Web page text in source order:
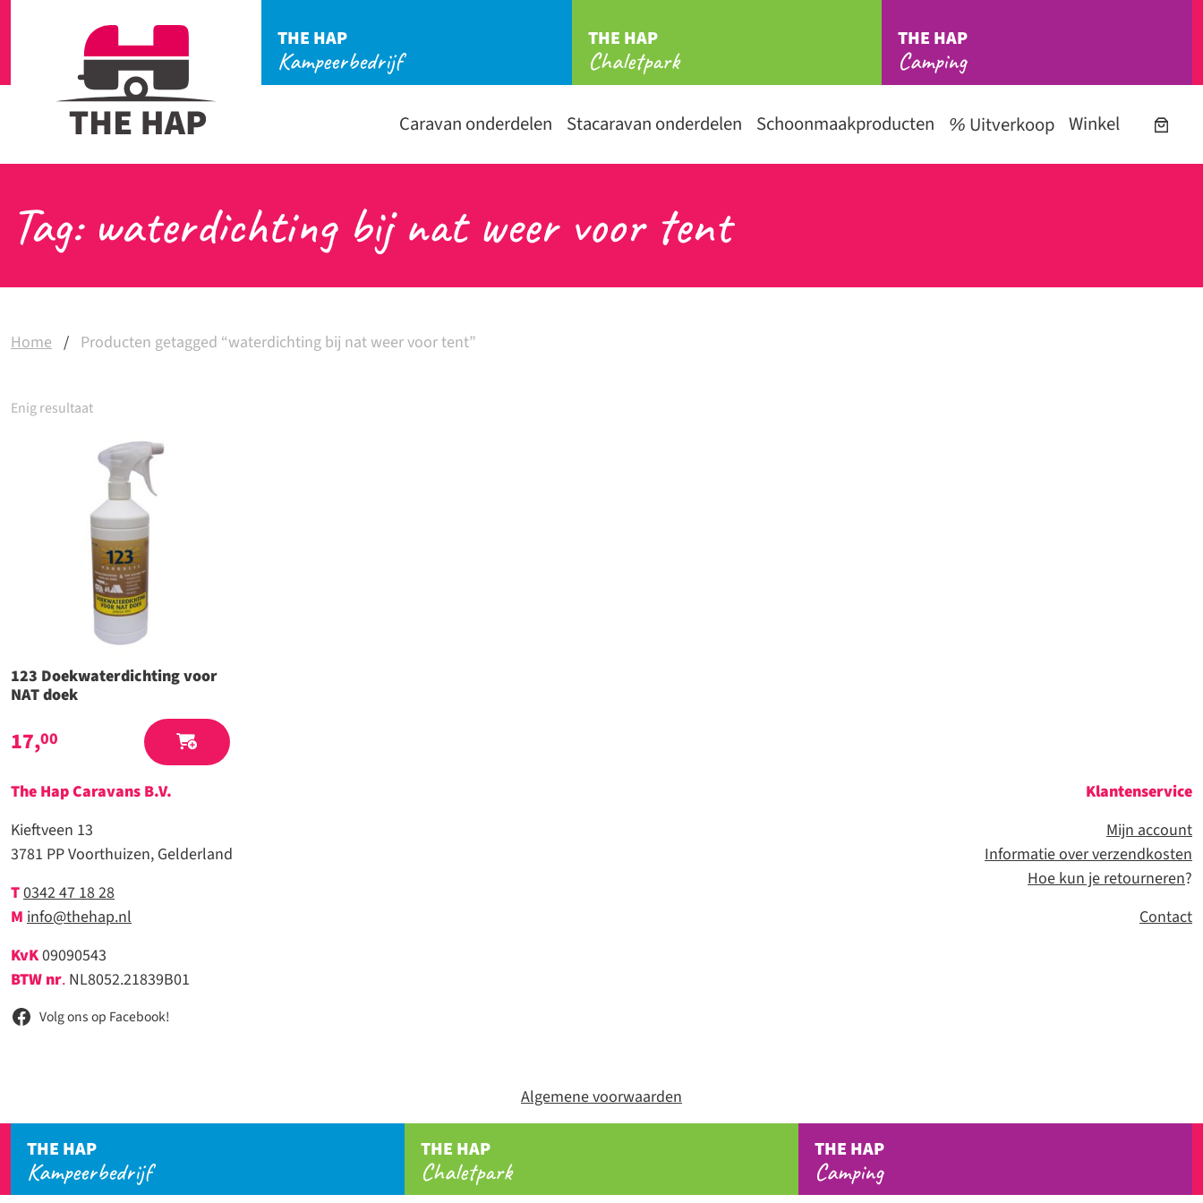
THE HAP
Kampeerbedrijf
THE HAP
Chaletpark
THE HAP
Camping
Caravan onderdelen Stacaravan onderdelen Schoonmaakproducten Uitverkoop Winkel
Tag: waterdichting bij nat weer voor tent
Home / Producten getagged “waterdichting bij nat weer voor tent”
Enig resultaat
123 Doekwaterdichting voor
NAT doek
17,00
The Hap Caravans B.V.
Kieftveen 13
3781 PP Voorthuizen, Gelderland
T0342 47 18 28
M info@thehap.nl
KvK09090543
BTW nr. NL8052.21839B01
Volg ons op Facebook!
Klantenservice
Mijn account
Informatie over verzendkosten
Hoe kun je retourneren?
Contact
Algemene voorwaarden
THE HAP
Kampeerbedrijf
THE HAP
Chaletpark
THE HAP
Camping